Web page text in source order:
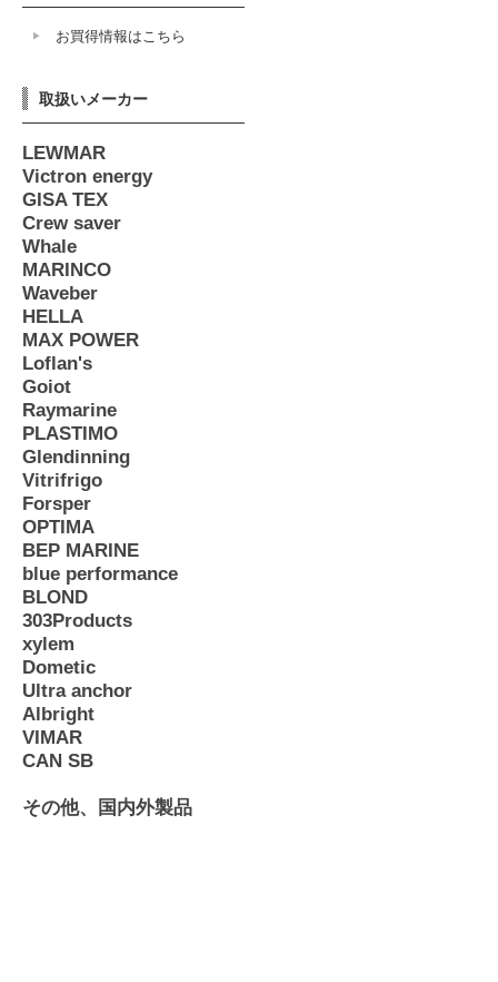
お買得情報はこちら
取扱いメーカー
LEWMAR
Victron energy
GISA TEX
Crew saver
Whale
MARINCO
Waveber
HELLA
MAX POWER
Loflan's
Goiot
Raymarine
PLASTIMO
Glendinning
Vitrifrigo
Forsper
OPTIMA
BEP MARINE
blue performance
BLOND
303Products
xylem
Dometic
Ultra anchor
Albright
VIMAR
CAN SB
その他、国内外製品